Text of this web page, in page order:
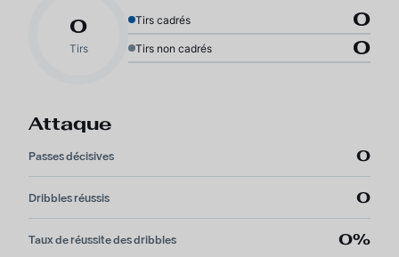
0
Tirs
Tirs cadrés 0
Tirs non cadrés 0
Attaque
Passes décisives 0
Dribbles réussis 0
Taux de réussite des dribbles 0%